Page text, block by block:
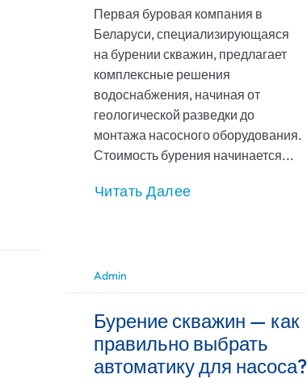
Первая буровая компания в
Беларуси, специализирующаяся
на бурении скважин, предлагает
комплексные решения
водоснабжения, начиная от
геологической разведки до
монтажа насосного оборудования.
Стоимость бурения начинается...
Читать Далее
Admin
Бурение скважин — как
правильно выбрать
автоматику для насоса?